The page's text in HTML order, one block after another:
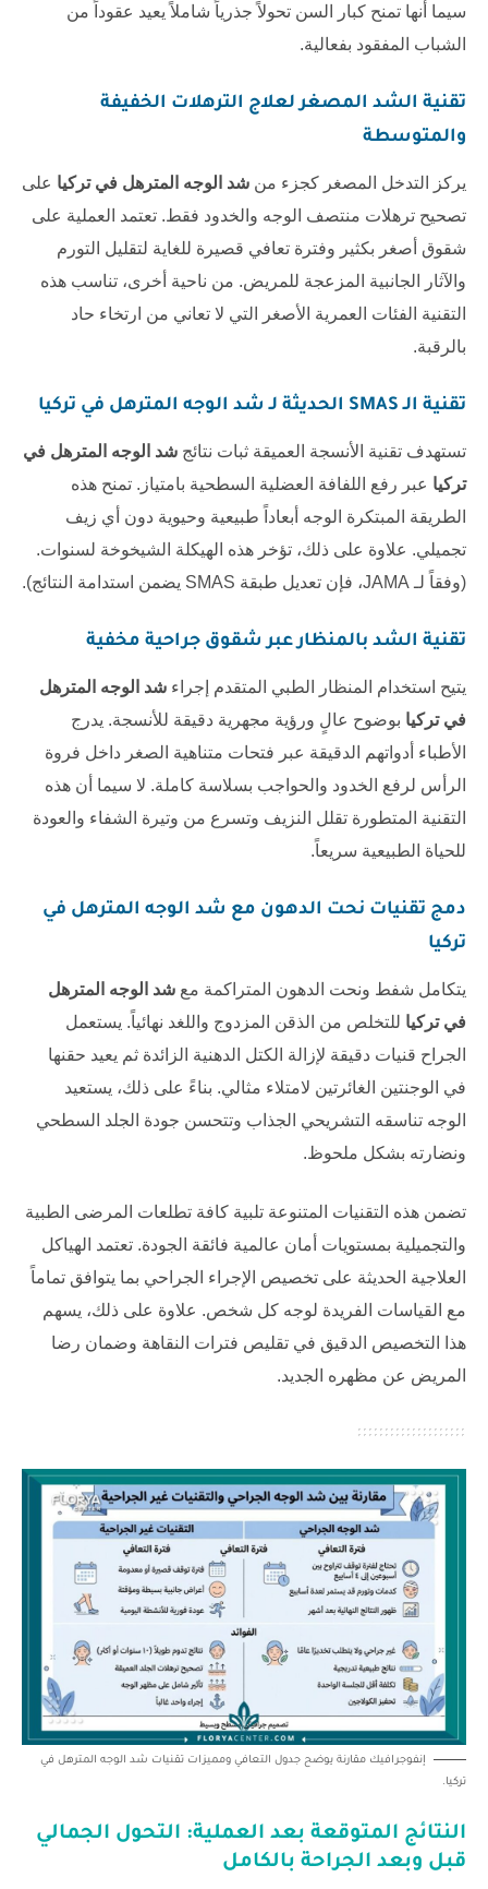
سيما أنها تمنح كبار السن تحولاً جذرياً شاملاً يعيد عقوداً من
الشباب المفقود بفعالية.
تقنية الشد المصغر لعلاج الترهلات الخفيفة
والمتوسطة
يركز التدخل المصغر كجزء من شد الوجه المترهل في تركيا على
تصحيح ترهلات منتصف الوجه والخدود فقط. تعتمد العملية على
شقوق أصغر بكثير وفترة تعافي قصيرة للغاية لتقليل التورم
والآثار الجانبية المزعجة للمريض. من ناحية أخرى، تناسب هذه
التقنية الفئات العمرية الأصغر التي لا تعاني من ارتخاء حاد
بالرقبة.
تقنية الـ SMAS الحديثة لـ شد الوجه المترهل في تركيا
تستهدف تقنية الأنسجة العميقة ثبات نتائج شد الوجه المترهل في
تركيا عبر رفع اللفافة العضلية السطحية بامتياز. تمنح هذه
الطريقة المبتكرة الوجه أبعاداً طبيعية وحيوية دون أي زيف
تجميلي. علاوة على ذلك، تؤخر هذه الهيكلة الشيخوخة لسنوات.
(وفقاً لـ JAMA، فإن تعديل طبقة SMAS يضمن استدامة النتائج).
تقنية الشد بالمنظار عبر شقوق جراحية مخفية
يتيح استخدام المنظار الطبي المتقدم إجراء شد الوجه المترهل
في تركيا بوضوح عالٍ ورؤية مجهرية دقيقة للأنسجة. يدرج
الأطباء أدواتهم الدقيقة عبر فتحات متناهية الصغر داخل فروة
الرأس لرفع الخدود والحواجب بسلاسة كاملة. لا سيما أن هذه
التقنية المتطورة تقلل النزيف وتسرع من وتيرة الشفاء والعودة
للحياة الطبيعية سريعاً.
دمج تقنيات نحت الدهون مع شد الوجه المترهل في
تركيا
يتكامل شفط ونحت الدهون المتراكمة مع شد الوجه المترهل
في تركيا للتخلص من الذقن المزدوج واللغد نهائياً. يستعمل
الجراح قنيات دقيقة لإزالة الكتل الدهنية الزائدة ثم يعيد حقنها
في الوجنتين الغائرتين لامتلاء مثالي. بناءً على ذلك، يستعيد
الوجه تناسقه التشريحي الجذاب وتتحسن جودة الجلد السطحي
ونضارته بشكل ملحوظ.
تضمن هذه التقنيات المتنوعة تلبية كافة تطلعات المرضى الطبية
والتجميلية بمستويات أمان عالمية فائقة الجودة. تعتمد الهياكل
العلاجية الحديثة على تخصيص الإجراء الجراحي بما يتوافق تماماً
مع القياسات الفريدة لوجه كل شخص. علاوة على ذلك، يسهم
هذا التخصيص الدقيق في تقليص فترات النقاهة وضمان رضا
المريض عن مظهره الجديد.
إنفوجرافيك مقارنة يوضح جدول التعافي ومميزات تقنيات شد الوجه المترهل في
تركيا.
النتائج المتوقعة بعد العملية: التحول الجمالي
قبل وبعد الجراحة بالكامل